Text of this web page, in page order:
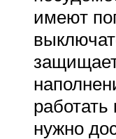
имеют
работать
нужно